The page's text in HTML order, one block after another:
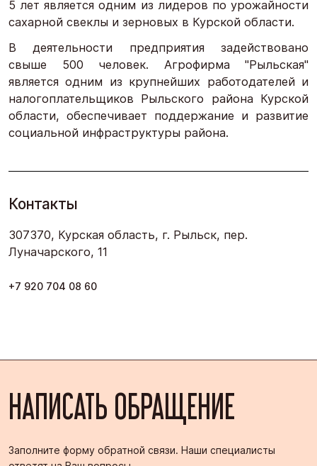
5 лет является одним из лидеров по урожайности
сахарной свеклы и зерновых в Курской области.
В деятельности предприятия задействовано
свыше 500 человек. Агрофирма "Рыльская"
является одним из крупнейших работодателей и
налогоплательщиков Рыльского района Курской
области, обеспечивает поддержание и развитие
социальной инфраструктуры района.
Контакты
307370, Курская область, г. Рыльск, пер.
Луначарского, 11
+7 920 704 08 60
НАПИСАТЬ ОБРАЩЕНИЕ
Заполните форму обратной связи. Наши специалисты